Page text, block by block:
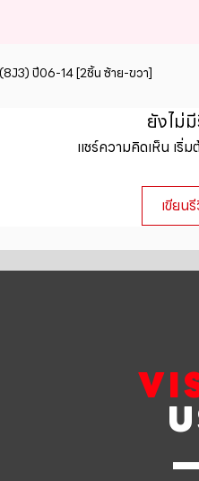
ปี06-14 [2ชิ้น ซ้าย-ขวา]
ยังไม่
แชร์ความคิดเห็น เริ่
เขียน